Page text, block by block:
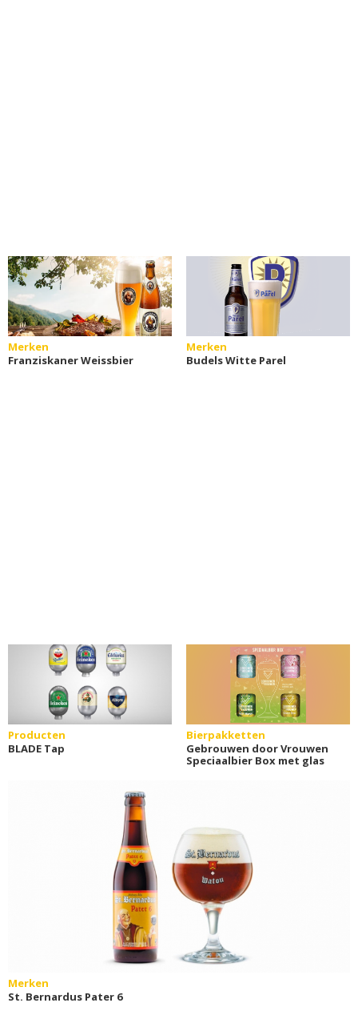
Merken
Franziskaner Weissbier
Merken
Budels Witte Parel
Producten
BLADE Tap
Bierpakketten
Gebrouwen door Vrouwen
Speciaalbier Box met glas
Merken
St. Bernardus Pater 6